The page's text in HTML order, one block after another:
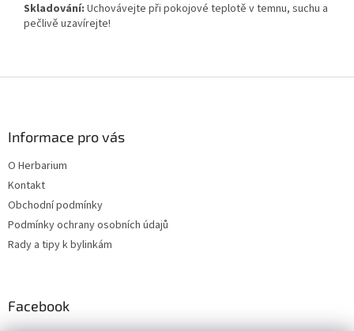
Skladování: Uchovávejte při pokojové teplotě v temnu, suchu a
pečlivě uzavírejte!
Informace pro vás
O Herbarium
Kontakt
Obchodní podmínky
Podmínky ochrany osobních údajů
Rady a tipy k bylinkám
Facebook